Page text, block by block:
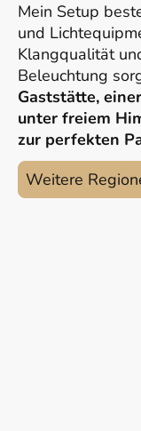
Mein Setup
und
Klangqualität
Beleuchtung
Gaststätte,
unter freiem
zur perfekten
Weitere